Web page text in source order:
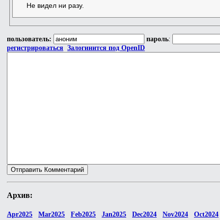
Не видел ни разу.
пользователь: пароль:
регистрироваться Залогинится под OpenID
Архив:
Apr2025 Mar2025 Feb2025 Jan2025 Dec2024 Nov2024 Oct2024